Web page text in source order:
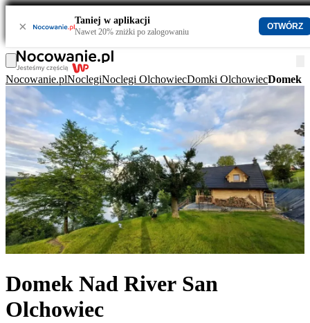
× Taniej w aplikacji
Nawet 20% zniżki po zalogowaniu
OTWÓRZ
Nocowanie.plNoclegiNoclegi OlchowiecDomki OlchowiecDomek
Domek Nad River San
Olchowiec